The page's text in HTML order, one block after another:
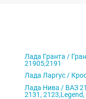
Лада Гранта /
21905,2191
Лада Ларгус /
Лада Нива / ВАЗ
2131, 2123,Legend,